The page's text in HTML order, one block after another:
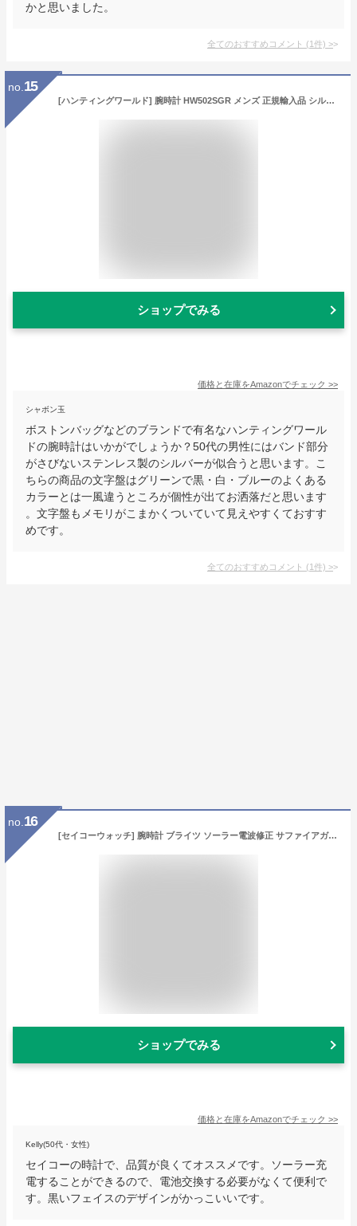
かと思いました。
全てのおすすめコメント (1件) >
no. 15
[ハンティングワールド] 腕時計 HW502SGR メンズ 正規輸入品 シルバー
ショップでみる
価格と在庫をAmazonでチェック >>
シャボン玉
ボストンバッグなどのブランドで有名なハンティングワール
ドの腕時計はいかがでしょうか？50代の男性にはバンド部分
がさびないステンレス製のシルバーが似合うと思います。こ
ちらの商品の文字盤はグリーンで黒・白・ブルーのよくある
カラーとは一風違うところが個性が出てお洒落だと思います
。文字盤もメモリがこまかくついていて見えやすくておすす
めです。
全てのおすすめコメント (1件) >
no. 16
[セイコーウォッチ] 腕時計 ブライツ ソーラー電波修正 サファイアガラス SAGZ083 メンズ シルバー
ショップでみる
価格と在庫をAmazonでチェック >>
Kelly(50代・女性)
セイコーの時計で、品質が良くてオススメです。ソーラー充
電することができるので、電池交換する必要がなくて便利で
す。黒いフェイスのデザインがかっこいいです。